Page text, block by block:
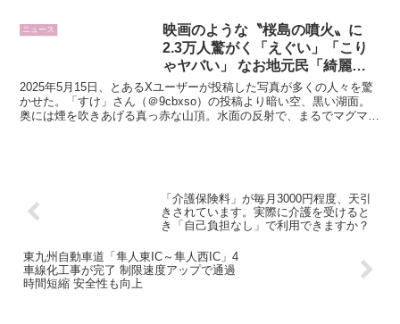
ニュース
映画のような〝桜島の噴火〟に
2.3万人驚がく「えぐい」「こり
ゃヤバい」 なお地元民「綺麗だ
なー」
2025年5月15日、とあるXユーザーが投稿した写真が多くの人々を驚
かせた。「すけ」さん（＠9cbxso）の投稿より暗い空、黒い湖面。
奥には煙を吹きあげる真っ赤な山頂。水面の反射で、まるでマグマが
「介護保険料」が毎月3000円程度、天引
きされています。実際に介護を受けると
き「自己負担なし」で利用できますか？
東九州自動車道「隼人東IC～隼人西IC」4
車線化工事が完了 制限速度アップで通過
時間短縮 安全性も向上